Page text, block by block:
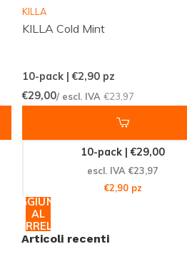
Prodotto daLuna Corporate
,
standard elevati per assicurare
nicotina rispetti le aspettative
che pone attenzione alla qualità
alla soddisfazione del cliente.
Perché Scegliere 77
Sapore di menta
piacevole esperienza di
KILLA
KILLA Cold Mint
10-pack | €2,90pz
€29,00/ escl. IVA €23,97
10-pack | €29,00
escl. IVA €23,97
€2,90 pz
AGGIUNGI
AL
CARRELLO
Articoli recenti